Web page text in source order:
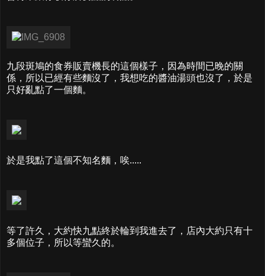
九段斑鳩的食券販賣機長的這個樣子，因為時間已晚的關
係，所以已經有些麵沒了，我想吃的醬油湯頭也沒了，於是
只好亂點了一個麵。
於是我點了這個不知名麵，唉.....
等了許久，大約快九點終於輪到我進去了，店內大約只有十
多個位子，所以等蠻久的。